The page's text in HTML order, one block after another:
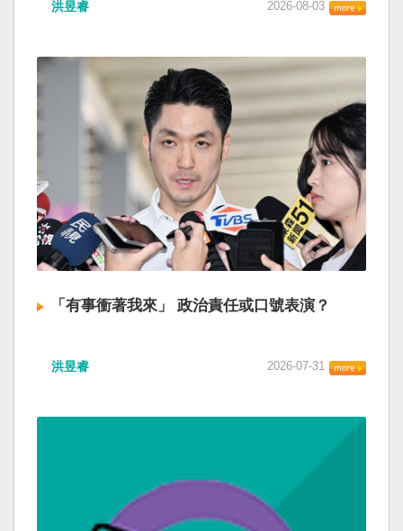
洪昱睿 2026-08-03
「有事衝著我來」 政治責任或口號表演？
洪昱睿 2026-07-31